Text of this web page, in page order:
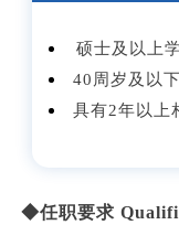
硕士及以上
40周岁及以下
具有2年以上
◆任职要求